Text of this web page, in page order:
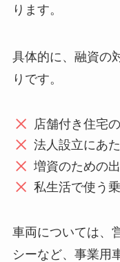
ります。
具体的に、融資の
りです。
店舗付き住宅
法人設立にあ
増資のための
私生活で使う
車両については、
シーなど、事業用